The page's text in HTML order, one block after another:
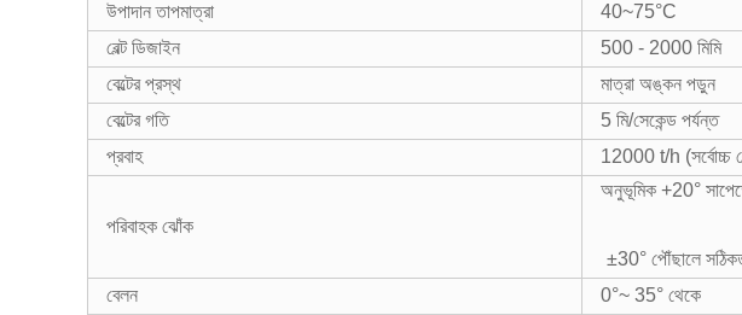
উপাদান তাপমাত্রা
40~75°C
বেল্ট ডিজাইন
500 - 2000 মিমি
বেল্টের প্রস্থ
মাত্রা অঙ্কন পড়ুন
বেল্টের গতি
5 মি/সেকেন্ড পর্যন্ত
প্রবাহ
12000 t/h (সর্বোচ্চ
পরিবাহক ঝোঁক
অনুভূমিক +20°
±30° পৌঁছালে
বেলন
0°~ 35° থেকে